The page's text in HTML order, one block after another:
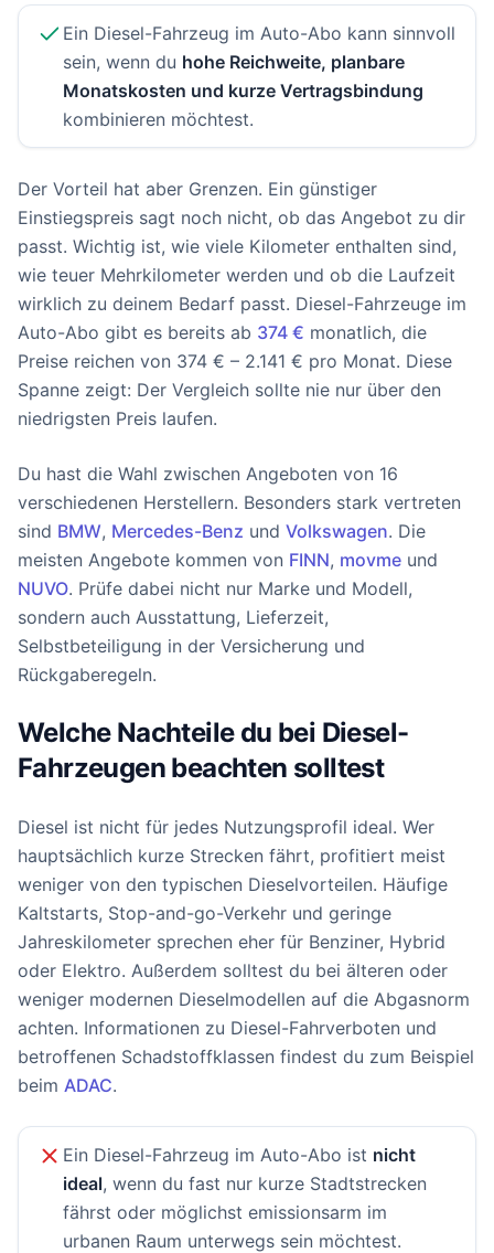
Ein Diesel-Fahrzeug im Auto-Abo kann sinnvoll
sein, wenn du hohe Reichweite, planbare
Monatskosten und kurze Vertragsbindung
kombinieren möchtest.
Der Vorteil hat aber Grenzen. Ein günstiger
Einstiegspreis sagt noch nicht, ob das Angebot zu dir
passt. Wichtig ist, wie viele Kilometer enthalten sind,
wie teuer Mehrkilometer werden und ob die Laufzeit
wirklich zu deinem Bedarf passt. Diesel-Fahrzeuge im
Auto-Abo gibt es bereits ab 374 € monatlich, die
Preise reichen von 374 € – 2.141 € pro Monat. Diese
Spanne zeigt: Der Vergleich sollte nie nur über den
niedrigsten Preis laufen.
Du hast die Wahl zwischen Angeboten von 16
verschiedenen Herstellern. Besonders stark vertreten
sind BMW, Mercedes-Benz und Volkswagen. Die
meisten Angebote kommen von FINN, movme und
NUVO. Prüfe dabei nicht nur Marke und Modell,
sondern auch Ausstattung, Lieferzeit,
Selbstbeteiligung in der Versicherung und
Rückgaberegeln.
Welche Nachteile du bei Diesel-
Fahrzeugen beachten solltest
Diesel ist nicht für jedes Nutzungsprofil ideal. Wer
hauptsächlich kurze Strecken fährt, profitiert meist
weniger von den typischen Dieselvorteilen. Häufige
Kaltstarts, Stop-and-go-Verkehr und geringe
Jahreskilometer sprechen eher für Benziner, Hybrid
oder Elektro. Außerdem solltest du bei älteren oder
weniger modernen Dieselmodellen auf die Abgasnorm
achten. Informationen zu Diesel-Fahrverboten und
betroffenen Schadstoffklassen findest du zum Beispiel
beim ADAC.
Ein Diesel-Fahrzeug im Auto-Abo ist nicht
ideal, wenn du fast nur kurze Stadtstrecken
fährst oder möglichst emissionsarm im
urbanen Raum unterwegs sein möchtest.